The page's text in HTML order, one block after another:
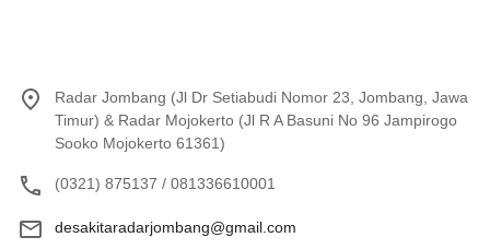
Radar Jombang (Jl Dr Setiabudi Nomor 23, Jombang, Jawa
Timur) & Radar Mojokerto (Jl R A Basuni No 96 Jampirogo
Sooko Mojokerto 61361)
(0321) 875137 / 081336610001
desakitaradarjombang@gmail.com